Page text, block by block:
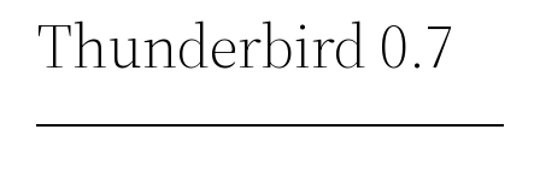
Thunderbird 0.7